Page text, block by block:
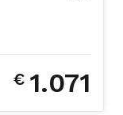
€ 1.071